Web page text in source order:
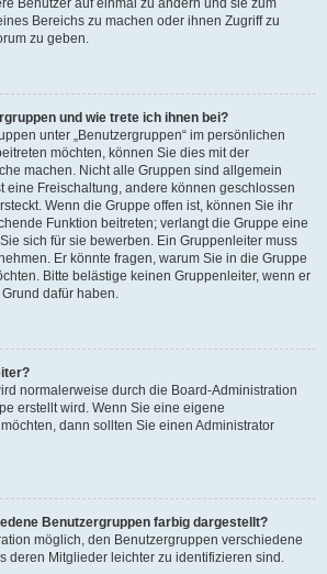
Benutzer auf einmal zu ändern und sie zum
Bereichs zu machen oder ihnen Zugriff zu
zu geben.
und wie trete ich ihnen bei?
unter „Benutzergruppen“ im persönlichen
möchten, können Sie dies mit der
machen. Nicht alle Gruppen sind allgemein
eine Freischaltung, andere können geschlossen
Wenn die Gruppe offen ist, können Sie ihr
Funktion beitreten; verlangt die Gruppe eine
sich für sie bewerben. Ein Gruppenleiter muss
Er könnte fragen, warum Sie in die Gruppe
Bitte belästige keinen Gruppenleiter, wenn er
dafür haben.
normalerweise durch die Board-Administration
erstellt wird. Wenn Sie eine eigene
dann sollten Sie einen Administrator
Benutzergruppen farbig dargestellt?
möglich, den Benutzergruppen verschiedene
deren Mitglieder leichter zu identifizieren sind.